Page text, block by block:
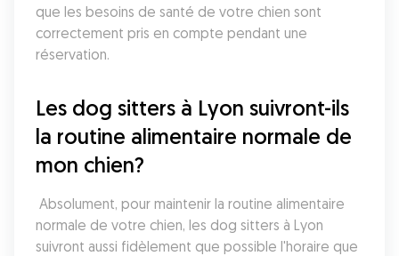
que les besoins de santé de votre chien sont
correctement pris en compte pendant une
réservation.
Les dog sitters à Lyon suivront-ils
la routine alimentaire normale de
mon chien?
normale de votre chien, les dog sitters à Lyon
suivront aussi fidèlement que possible l'horaire que